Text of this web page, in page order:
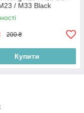
/ M33 Black
200 ₴
Купити